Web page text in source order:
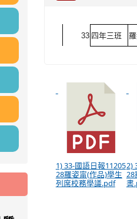
33 四年三班
1) 33-國語日報11205
28羅姿甯(作品)學生
列席校務學議.pdf
2)
28
書